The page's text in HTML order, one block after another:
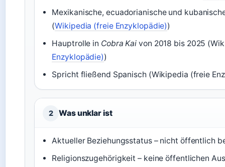
Mexikanische, ecuadorianische und
(Wikipedia (freie Enzyklopädie))
Hauptrolle in Cobra Kai von 2018 bis 2025
Enzyklopädie))
Spricht fließend Spanisch (Wikipedia (freie
2 Was unklar ist
Aktueller Beziehungsstatus – nicht öffentlich
Religionszugehörigkeit – keine öffentlichen